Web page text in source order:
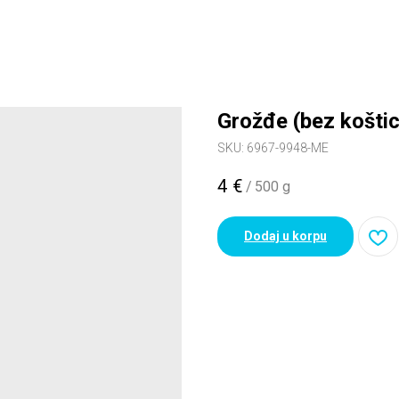
Grožđe (bez
SKU: 6967-9948-ME
4 € / 500 g
Dodaj u korpu